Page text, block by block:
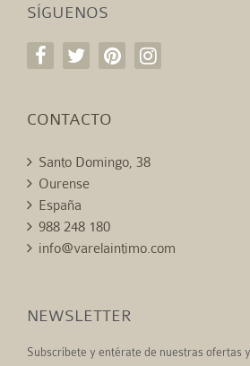
SÍGUENOS
CONTACTO
Santo Domingo, 38
Ourense
España
988 248 180
info@varelaintimo.com
NEWSLETTER
Subscríbete y entérate de nuestras ofertas